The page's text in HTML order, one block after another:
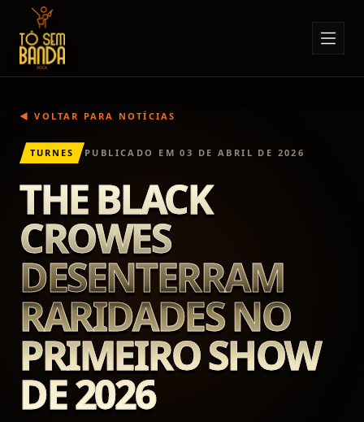
Sobre Nós
Eventos
Minha Conta
Contato
◀ VOLTAR PARA NOTÍCIAS
TURNES PUBLICADO EM03 DE ABRIL DE 2026
THE BLACK
CROWES
DESENTERRAM
RARIDADES NO
PRIMEIRO SHOW
DE 2026